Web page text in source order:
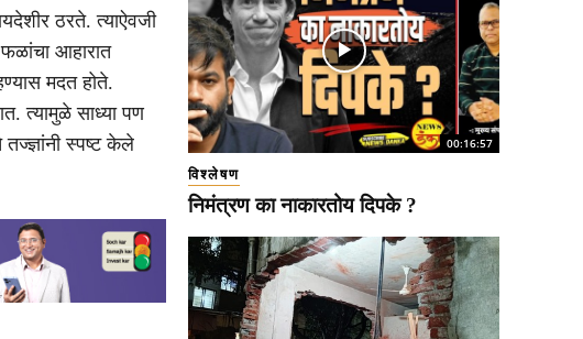
ठरते. त्याऐवजी
आहारात
मदत होते.
त्यामुळे साध्या पण
स्पष्ट केले
00:16:57
विश्लेषण
निमंत्रण का नाकारतोय दिपके ?